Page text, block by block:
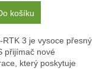
košíku
RTK 3 je vysoce přesný
přijímač nové
který poskytuje